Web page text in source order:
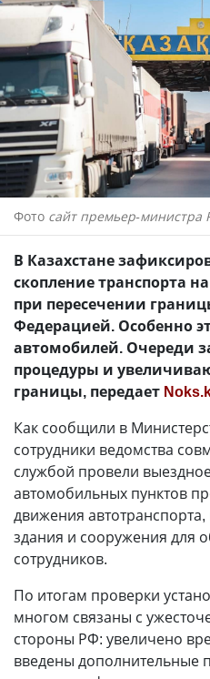
Фото сайт премьер-министра
В Казахстане
скопление транспорта
при пересечении
Федерацией. Особенно
автомобилей. Очереди
процедуры и
границы, передает
Как сообщили в
сотрудники ведомства
службой провели
автомобильных пунктов
движения
здания и сооружения для
сотрудников.
По итогам проверки
многом связаны с
стороны РФ: увеличено
введены дополнительные